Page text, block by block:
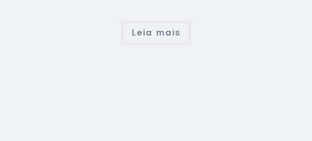
Leia mais